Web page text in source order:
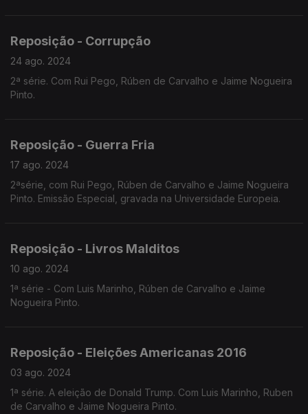
Reposição - Corrupção
24 ago. 2024
2ª série. Com Rui Pego, Rúben de Carvalho e Jaime Nogueira
Pinto.
Reposição - Guerra Fria
17 ago. 2024
2ªsérie, com Rui Pego, Rúben de Carvalho e Jaime Nogueira
Pinto. Emissão Especial, gravada na Universidade Europeia.
Reposição - Livros Malditos
10 ago. 2024
1ª série - Com Luis Marinho, Rúben de Carvalho e Jaime
Nogueira Pinto.
Reposição - Eleições Americanas 2016
03 ago. 2024
1ª série. A eleição de Donald Trump. Com Luis Marinho, Ruben
de Carvalho e Jaime Nogueira Pinto.